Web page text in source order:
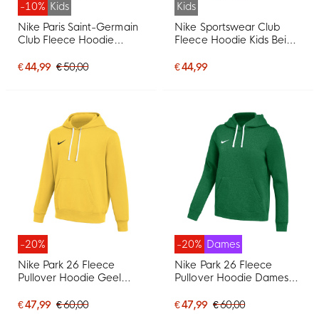
-10% Kids
Nike Paris Saint-Germain
Club Fleece Hoodie
Donkerblauw Wit
€ 44,99 € 50,00
Kids
Nike Sportswear Club
Fleece Hoodie Kids Beige
€ 44,99
-20%
Nike Park 26 Fleece
Pullover Hoodie Geel
€ 47,99 € 60,00
-20% Dames
Nike Park 26 Fleece
Pullover Hoodie Dames
€ 47,99 € 60,00